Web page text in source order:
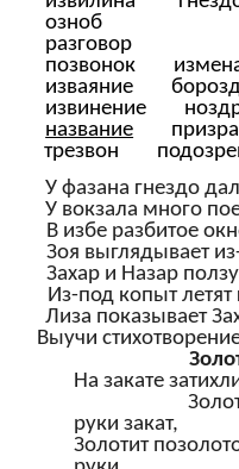
озноб
разговор
позвонок
изваяние
извинение
название
трезвон
У фазана гнездо
У вокзала много
В избе разбитое
Зоя выглядывает
Захар и Назар
Из-под копыт
Лиза показывает
Выучи
Золотой
На закате
Золотит
руки
Золотит